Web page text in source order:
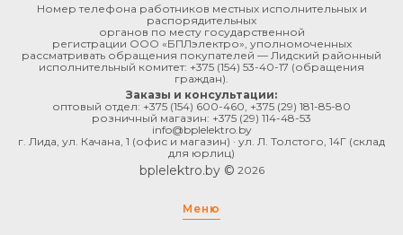
Номер телефона работников местных исполнительных и
распорядительных
органов по месту государственной
регистрации ООО «БПЛэлектро», уполномоченных
рассматривать обращения покупателей — Лидский районный
исполнительный комитет: +375 (154) 53-40-17 (обращения
граждан).
Заказы и консультации:
оптовый отдел: +375 (154) 600-460 +375 (29) 181-85-80
розничный магазин: +375 (29) 114-48-53
info@bplelektro.by
г. Лида, ул. Качана, 1 (офис и магазин) · ул. Л. Толстого, 14Г (склад
для юрлиц)
bplelektro.by © 2026
Меню